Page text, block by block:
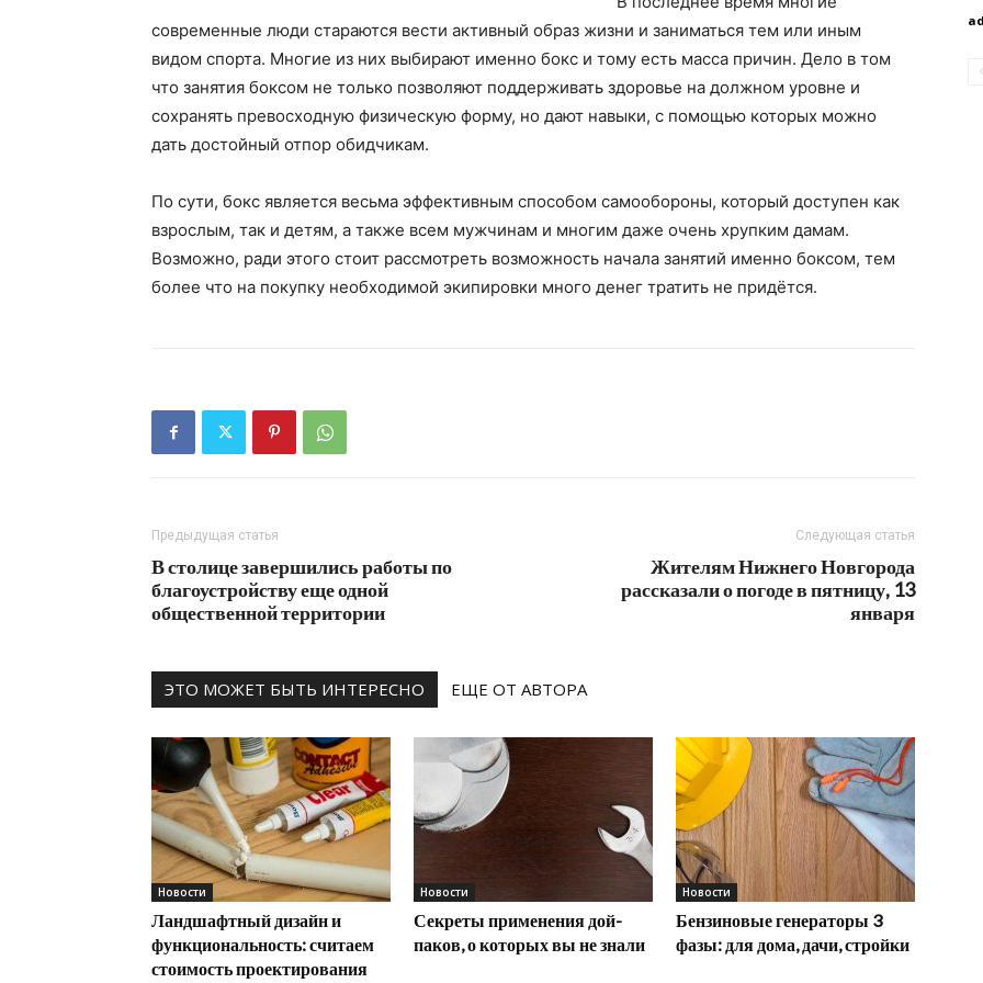
современные люди стараются вести активный образ жизни и заниматься тем или иным
видом спорта. Многие из них выбирают именно бокс и тому есть масса причин. Дело в том
что занятия боксом не только позволяют поддерживать здоровье на должном уровне и
сохранять превосходную физическую форму, но дают навыки, с помощью которых можно
дать достойный отпор обидчикам.
По сути, бокс является весьма эффективным способом самообороны, который доступен как
взрослым, так и детям, а также всем мужчинам и многим даже очень хрупким дамам.
Возможно, ради этого стоит рассмотреть возможность начала занятий именно боксом, тем
более что на покупку необходимой экипировки много денег тратить не придётся.
Предыдущая статья
В столице завершились работы по
благоустройству еще одной
общественной территории
Следующая статья
Жителям Нижнего Новгорода
рассказали о погоде в пятницу, 13
января
ЭТО МОЖЕТ БЫТЬ ИНТЕРЕСНО ЕЩЕ ОТ АВТОРА
Новости
Ландшафтный дизайн и
функциональность: считаем
стоимость проектирования
Новости
Секреты применения дой-
паков, о которых вы не знали
Новости
Бензиновые генераторы 3
фазы: для дома, дачи, стройки